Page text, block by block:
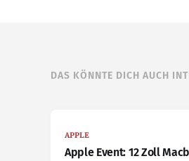
DAS KÖNNTE DICH AUCH
APPLE
Apple Event: 12 Zoll